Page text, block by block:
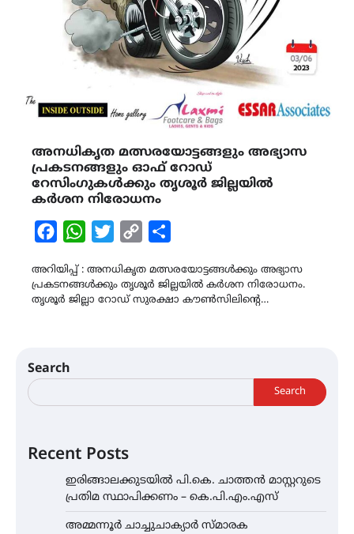
അനധികൃത മത്സരയോട്ടങ്ങളും അഭ്യാസ
പ്രകടനങ്ങളും ഓഫ് റോഡ്
റേസിംഗുകൾക്കും തൃശൂർ ജില്ലയിൽ
കർശന നിരോധനം
FacebookWhatsAppTwitterCopy
അറിയിപ്പ് : അനധികൃത മത്സരയോട്ടങ്ങൾക്കും അഭ്യാസ
പ്രകടനങ്ങൾക്കും തൃശൂർ ജില്ലയിൽ കർശന നിരോധനം.
തൃശൂർ ജില്ലാ റോഡ് സുരക്ഷാ കൗൺസിലിന്റെ…
Search
Search
Recent Posts
ഇരിങ്ങാലക്കുടയിൽ പി.കെ. ചാത്തൻ മാസ്റ്ററുടെ
പ്രതിമ സ്ഥാപിക്കണം – കെ.പി.എം.എസ്
അമ്മന്നൂർ ചാച്ചുചാക്യാർ സ്മാരക